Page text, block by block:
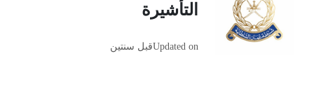
التأشيرة
Updated onقبل سنتين